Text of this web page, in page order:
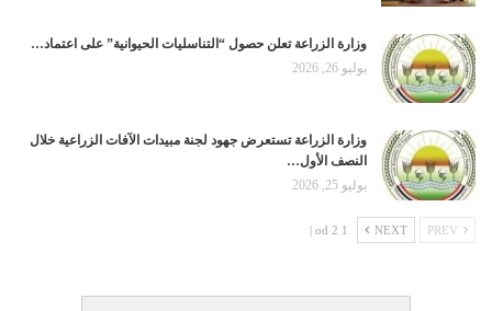
وزارة الزراعة تعلن حصول “التناسليات الحيوانية” على اعتماد…
يوليو 26, 2026
وزارة الزراعة تستعرض جهود لجنة مبيدات الآفات الزراعية خلال
النصف الأول…
يوليو 25, 2026
NEXT
1 od 2 |